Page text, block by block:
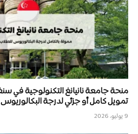
تمويل كامل أو جزئي لدرجة البكالوريوس
9 يوليو، 2026